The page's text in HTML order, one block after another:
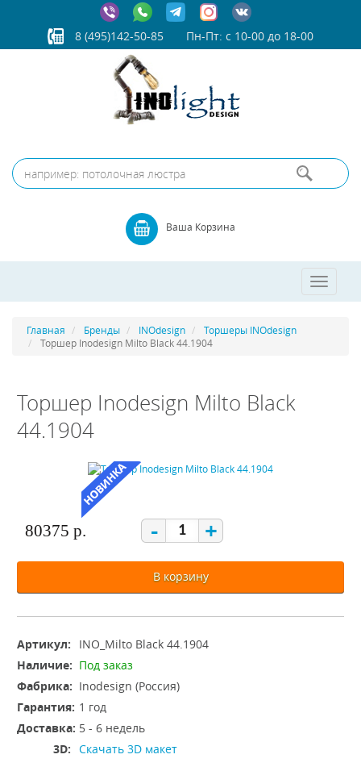
8 (495)142-50-85 Пн-Пт: с 10-00 до 18-00
Ваша Корзина
Toggle
Главная Бренды INOdesign
Торшеры INOdesign
Торшер Inodesign Milto Black 44.1904
Торшер Inodesign Milto Black
44.1904
80375 р. - +
В корзину
Артикул:
INO_Milto Black 44.1904
Наличие: Под заказ
Фабрика: Inodesign (Россия)
Гарантия: 1 год
Доставка: 5 - 6 недель
3D: Скачать 3D макет